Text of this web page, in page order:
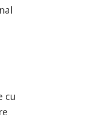
cu